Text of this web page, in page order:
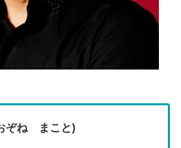
ぞね まこと)